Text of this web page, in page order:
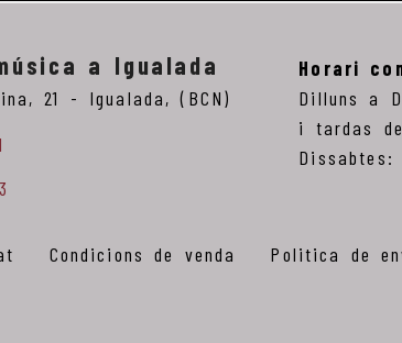
a Igualada
21 - Igualada,(BCN)
Horari
Dilluns a
i tardas
Dissabtes:
Condicions de venda Politica de